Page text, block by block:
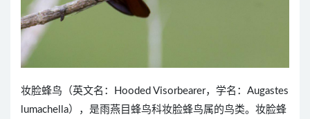
妆脸蜂鸟（英文名：Hooded Visorbearer，学名：Augastes
lumachella），是雨燕目蜂鸟科妆脸蜂鸟属的鸟类。妆脸蜂